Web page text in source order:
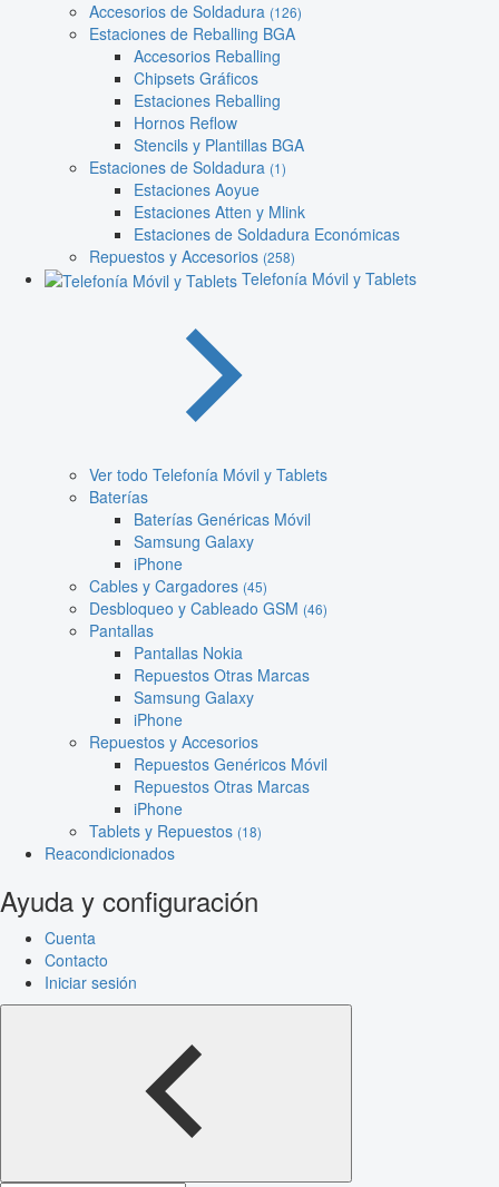
Accesorios de Soldadura (126)
Estaciones de Reballing BGA
Accesorios Reballing
Chipsets Gráficos
Estaciones Reballing
Hornos Reflow
Stencils y Plantillas BGA
Estaciones de Soldadura (1)
Estaciones Aoyue
Estaciones Atten y Mlink
Estaciones de Soldadura Económicas
Repuestos y Accesorios (258)
Telefonía Móvil y Tablets
Ver todo Telefonía Móvil y Tablets
Baterías
Baterías Genéricas Móvil
Samsung Galaxy
iPhone
Cables y Cargadores (45)
Desbloqueo y Cableado GSM (46)
Pantallas
Pantallas Nokia
Repuestos Otras Marcas
Samsung Galaxy
iPhone
Repuestos y Accesorios
Repuestos Genéricos Móvil
Repuestos Otras Marcas
iPhone
Tablets y Repuestos (18)
Reacondicionados
Ayuda y configuración
Cuenta
Contacto
Iniciar sesión